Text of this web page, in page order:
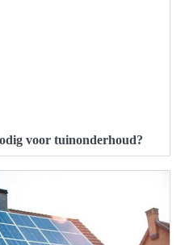
voor tuinonderhoud?